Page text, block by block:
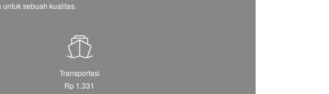
sebuah kualitas.
Transportasi
Rp 1.331